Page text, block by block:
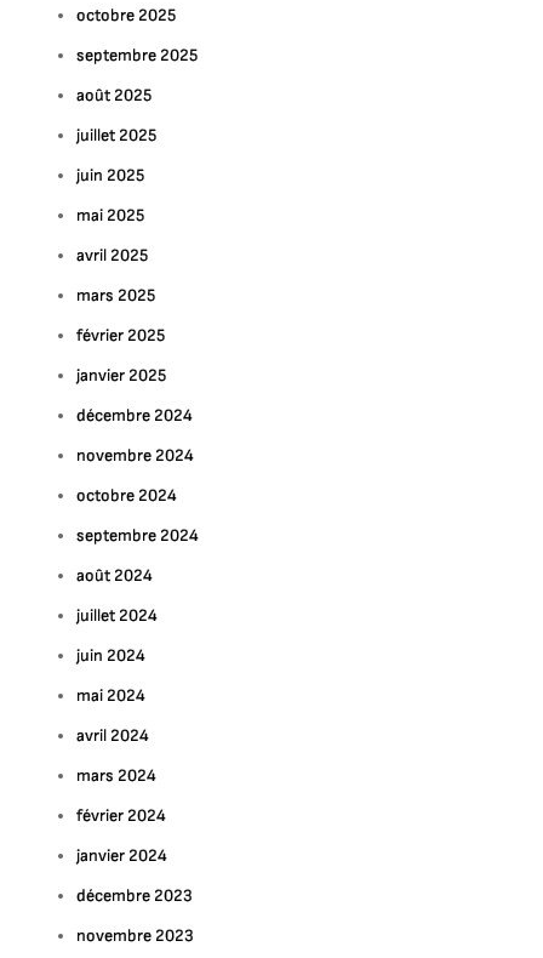
octobre 2025
septembre 2025
août 2025
juillet 2025
juin 2025
mai 2025
avril 2025
mars 2025
février 2025
janvier 2025
décembre 2024
novembre 2024
octobre 2024
septembre 2024
août 2024
juillet 2024
juin 2024
mai 2024
avril 2024
mars 2024
février 2024
janvier 2024
décembre 2023
novembre 2023